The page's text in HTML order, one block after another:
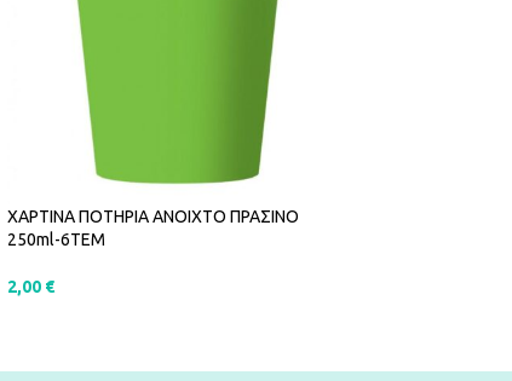
ΧΑΡΤΙΝΑ ΠΟΤΗΡΙΑ ΑΝΟΙΧΤΟ ΠΡΑΣΙΝΟ
250ml-6ΤΕΜ
2,00 €